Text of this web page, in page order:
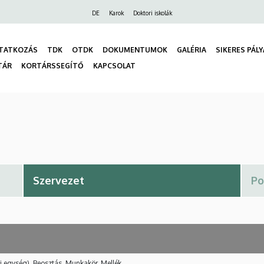
DE Karok Doktori iskolák
TDK OTDK DOKUMENTUMOK GALÉRIA
SIKERES
KORTÁRSSEGÍTŐ KAPCSOLAT